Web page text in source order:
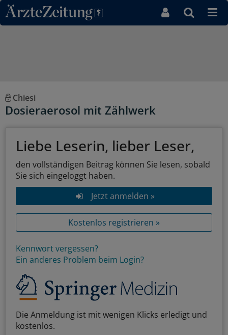
Direkt zum Inhaltsbereich
Chiesi
Dosieraerosol mit Zählwerk
Liebe Leserin, lieber Leser,
den vollständigen Beitrag können Sie lesen, sobald
Sie sich eingeloggt haben.
Jetzt anmelden »
Kostenlos registrieren »
Kennwort vergessen?
Ein anderes Problem beim Login?
Die Anmeldung ist mit wenigen Klicks erledigt und
kostenlos.